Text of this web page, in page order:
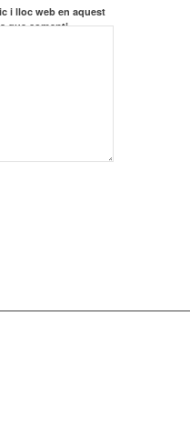
i lloc web en aquest
que comenti.